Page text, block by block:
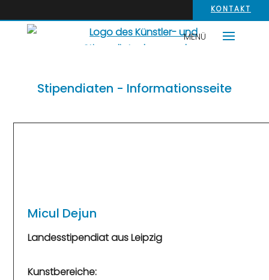
KONTAKT
Stipendiaten - Informationsseite
Micul Dejun
Landesstipendiat aus Leipzig
Kunstbereiche: